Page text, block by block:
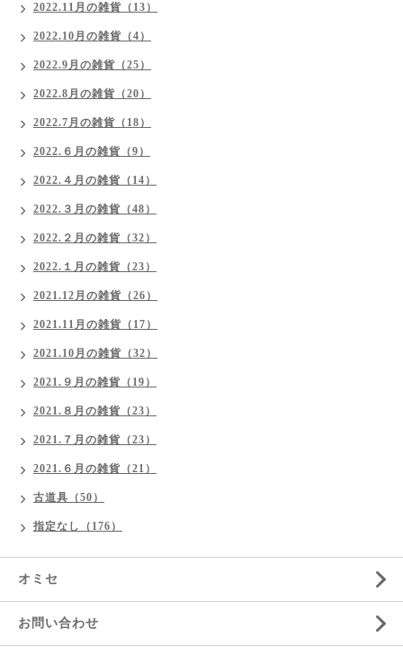
2022.11月の雑貨（13）
2022.10月の雑貨（4）
2022.9月の雑貨（25）
2022.8月の雑貨（20）
2022.7月の雑貨（18）
2022.６月の雑貨（9）
2022.４月の雑貨（14）
2022.３月の雑貨（48）
2022.２月の雑貨（32）
2022.１月の雑貨（23）
2021.12月の雑貨（26）
2021.11月の雑貨（17）
2021.10月の雑貨（32）
2021.９月の雑貨（19）
2021.８月の雑貨（23）
2021.７月の雑貨（23）
2021.６月の雑貨（21）
古道具（50）
指定なし（176）
オミセ
お問い合わせ